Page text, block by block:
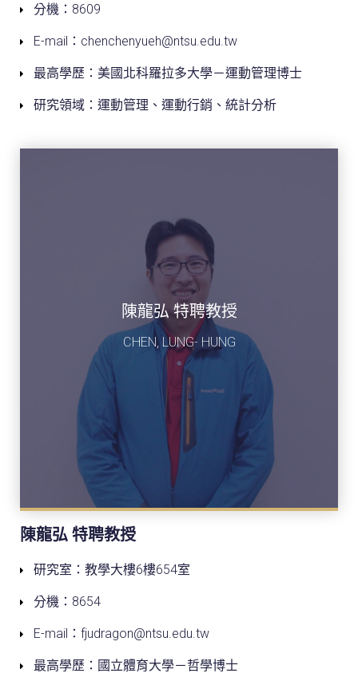
分機：8609
E-mail：chenchenyueh@ntsu.edu.tw
最高學歷：美國北科羅拉多大學－運動管理博士
研究領域：運動管理、運動行銷、統計分析
陳龍弘 特聘教授
CHEN, LUNG- HUNG
陳龍弘 特聘教授
研究室：教學大樓6樓654室
分機：8654
E-mail：fjudragon@ntsu.edu.tw
最高學歷：國立體育大學－哲學博士